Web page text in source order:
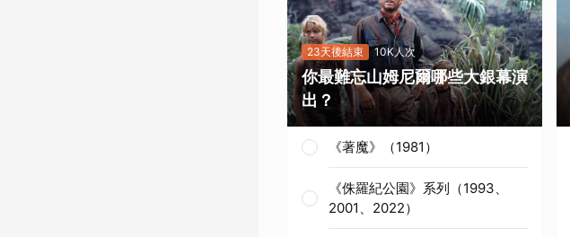
23天後結束 10K人次
你最難忘山姆尼爾哪些大銀幕演
出？
《著魔》（1981）
《侏羅紀公園》系列（1993、
2001、2022）